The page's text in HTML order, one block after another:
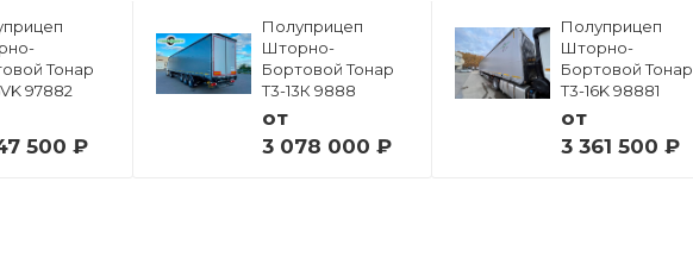
Тонар
97882
500 ₽
Полуприцеп
Шторно-
Бортовой Тонар
Т3-13К 9888
от
3 078 000 ₽
Полуприцеп
Шторно-
Бортовой Тонар
Т3-16K 98881
от
3 361 500 ₽